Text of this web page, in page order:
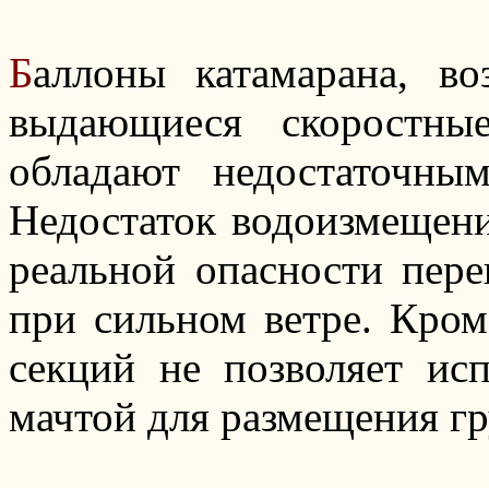
Баллоны катамарана,
выдающиеся
обладают
Недостаток
реальной опасности
при сильном ветре.
секций не позволяет
мачтой для размещения